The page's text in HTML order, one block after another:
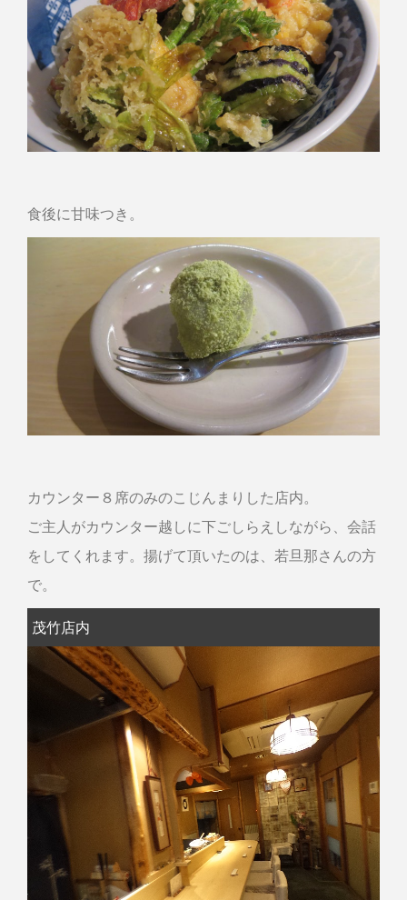
食後に甘味つき。
カウンター８席のみのこじんまりした店内。
ご主人がカウンター越しに下ごしらえしながら、会話
をしてくれます。揚げて頂いたのは、若旦那さんの方
で。
茂竹店内